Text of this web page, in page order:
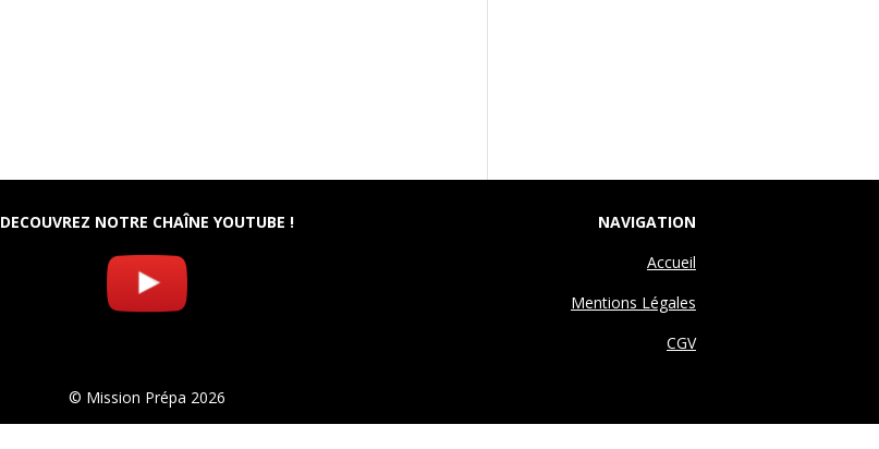
DECOUVREZ NOTRE CHAÎNE YOUTUBE !
NAVIGATION
Accueil
Mentions Légales
CGV
© Mission Prépa 2026